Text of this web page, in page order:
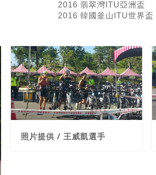
2016 翡翠灣ITU亞洲盃
2016 韓國釜山ITU世界盃
照片提供 / 王威凱選手